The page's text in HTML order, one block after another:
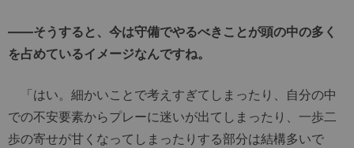
――そうすると、今は守備でやるべきことが頭の中の多く
を占めているイメージなんですね。
「はい。細かいことで考えすぎてしまったり、自分の中
での不安要素からプレーに迷いが出てしまったり、一歩二
歩の寄せが甘くなってしまったりする部分は結構多いで